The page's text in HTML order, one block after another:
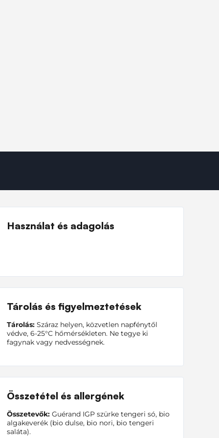
Használat és adagolás
Tárolás és figyelmeztetések
Tárolás: Száraz helyen, közvetlen napfénytől
védve, 6-25°C hőmérsékleten. Ne tegye ki
fagynak vagy nedvességnek.
Összetétel és allergének
Összetevők: Guérand IGP szürke tengeri só, bio
algakeverék (bio dulse, bio nori, bio tengeri
saláta).